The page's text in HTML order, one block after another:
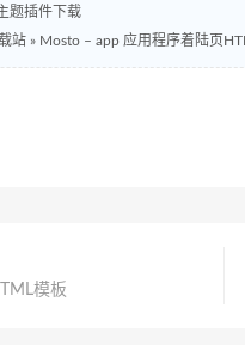
题插件下载
站 » Mosto – app 应用程序着陆页
模板